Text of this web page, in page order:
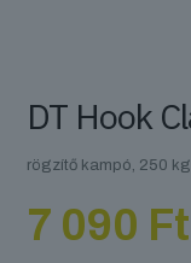
DT Hook
rögzítő kampó, 250 kg
7 090 Ft